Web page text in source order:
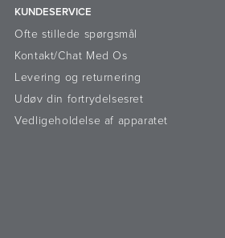
KUNDESERVICE
Ofte stillede spørgsmål
Kontakt/Chat Med Os
Levering og returnering
Udøv din fortrydelsesret
Vedligeholdelse af apparatet